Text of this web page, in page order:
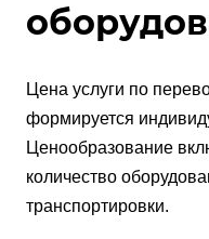
Цена услуги по
формируется
Ценообразование
количество
транспортировки.